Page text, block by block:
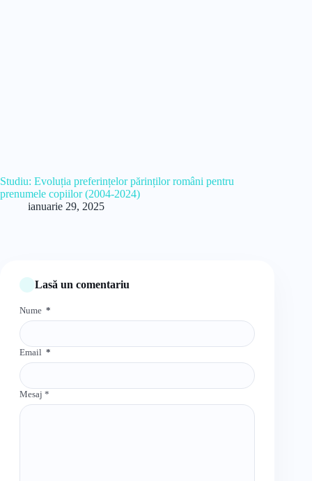
Studiu: Evoluția preferințelor părinților români pentru
prenumele copiilor (2004-2024)
ianuarie 29, 2025
Lasă un comentariu
Nume *
Email *
Mesaj *